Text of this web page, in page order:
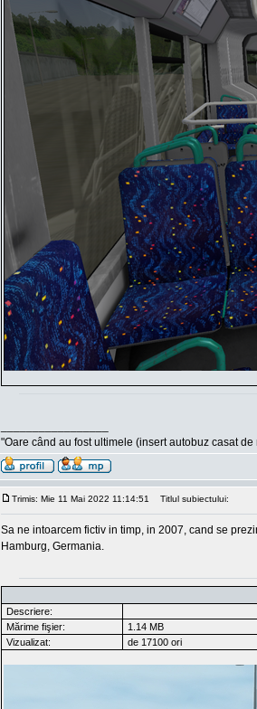
"Oare când au fost ultimele (insert autobuz casat
Trimis: Mie 11 Mai 2022 11:14:51 Titlul subiectului:
Sa ne intoarcem fictiv in timp, in 2007, cand se
Hamburg, Germania.
Descriere:
Mărime fişier:
1.14 MB
Vizualizat:
de 17100 ori